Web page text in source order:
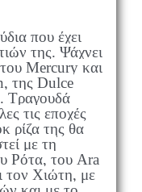
που έχει
της. Ψάχνει
Mercury και
της Dulce
Τραγουδά
τις εποχές
ρίζα της θα
με τη
Ρότα, του Ara
τον Χιώτη, με